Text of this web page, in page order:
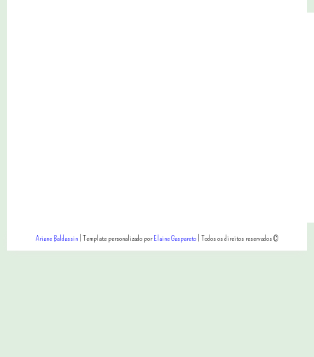
Ariane Baldassin| Template personalizado porElaine Gaspareto| Todos os direitos reservados ©